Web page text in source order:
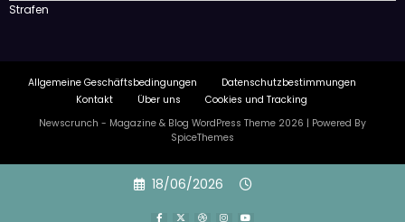
Strafen
Allgemeine Geschäftsbedingungen
Datenschutzbestimmungen
Kontakt
Über uns
Cookies und Tracking
Newscrunch - Magazine & Blog WordPress Theme 2026 | Powered By
SpiceThemes
18/06/2026